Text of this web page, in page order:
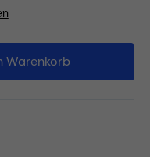
gewünschten
Warenkorb